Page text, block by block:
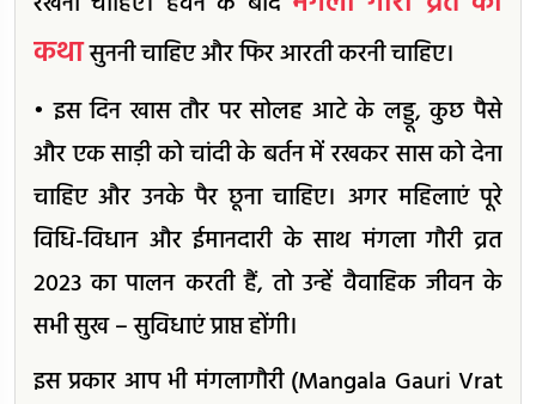
कथासुननी चाहिए और फिर आरती करनी चाहिए।
• इस दिन खास तौर पर सोलह आटे के लड्डू, कुछ पैसे
और एक साड़ी को चांदी के बर्तन में रखकर सास को देना
चाहिए और उनके पैर छूना चाहिए। अगर महिलाएं पूरे
विधि-विधान और ईमानदारी के साथ मंगला गौरी व्रत
2023 का पालन करती हैं, तो उन्हें वैवाहिक जीवन के
सभी सुख – सुविधाएं प्राप्त होंगी।
इस प्रकार आप भी मंगलागौरी (Mangala Gauri Vrat